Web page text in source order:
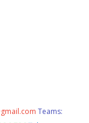
Teams: